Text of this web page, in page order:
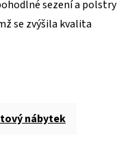
sezení a polstry
se zvýšila kvalita
nábytek